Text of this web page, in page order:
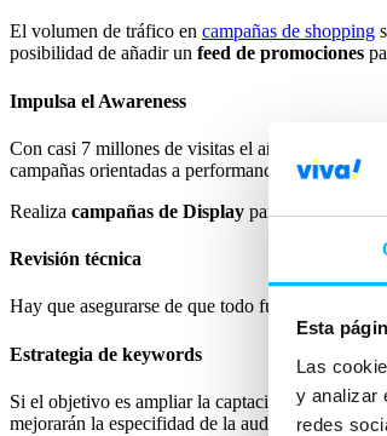
Esta
Las
y analizar
redes
El volumen de tráfico en campañas de shopping
posibilidad de añadir un feed de promociones
Impulsa el Awareness
Con casi 7 millones de visitas el año pasado,
campañas orientadas a performance.
Realiza campañas de Display para llegar a una
Revisión técnica
Hay que asegurarse de que todo funciona
Estrategia de keywords
Si el objetivo es ampliar la captación de
mejorarán la especifidad de la audiencia.